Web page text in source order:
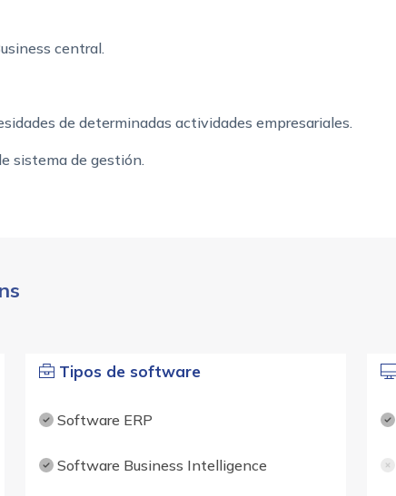
central.
de determinadas actividades empresariales.
sistema de gestión.
Tipos de software
Software ERP
Software Business Intelligence